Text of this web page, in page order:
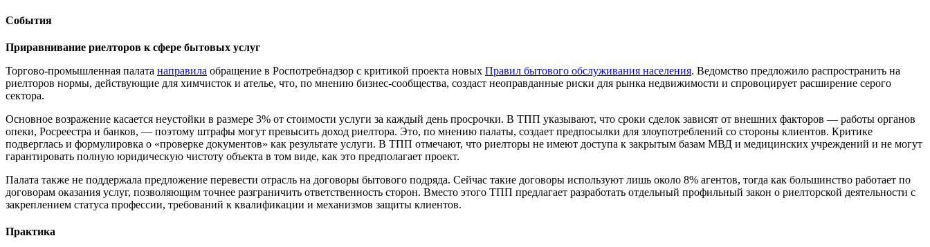
События
Приравнивание риелторов к сфере бытовых услуг
Торгово-промышленная палата направила обращение в Роспотребнадзор с критикой проекта новых Правил бытового обслуживания населения. Ведомство предложило распространить на
риелторов нормы, действующие для химчисток и ателье, что, по мнению бизнес-сообщества, создаст неоправданные риски для рынка недвижимости и спровоцирует расширение серого
сектора.
Основное возражение касается неустойки в размере 3% от стоимости услуги за каждый день просрочки. В ТПП указывают, что сроки сделок зависят от внешних факторов — работы органов
опеки, Росреестра и банков, — поэтому штрафы могут превысить доход риелтора. Это, по мнению палаты, создает предпосылки для злоупотреблений со стороны клиентов. Критике
подверглась и формулировка о «проверке документов» как результате услуги. В ТПП отмечают, что риелторы не имеют доступа к закрытым базам МВД и медицинских учреждений и не могут
гарантировать полную юридическую чистоту объекта в том виде, как это предполагает проект.
Палата также не поддержала предложение перевести отрасль на договоры бытового подряда. Сейчас такие договоры используют лишь около 8% агентов, тогда как большинство работает по
договорам оказания услуг, позволяющим точнее разграничить ответственность сторон. Вместо этого ТПП предлагает разработать отдельный профильный закон о риелторской деятельности с
закреплением статуса профессии, требований к квалификации и механизмов защиты клиентов.
Практика